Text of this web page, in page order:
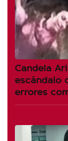
Candela
escándalo
errores